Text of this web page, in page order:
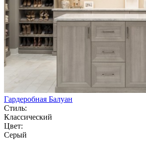
Гардеробная Балуан
Стиль:
Классический
Цвет:
Серый